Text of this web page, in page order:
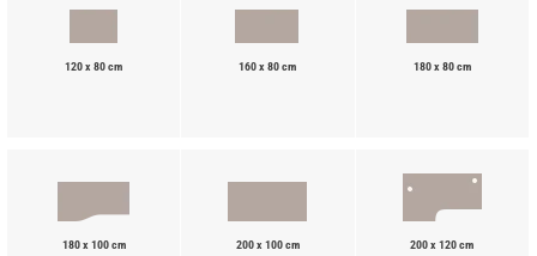
120 x 80 cm 160 x 80 cm 180 x 80 cm
180 x 100 cm 200 x 100 cm 200 x 120 cm